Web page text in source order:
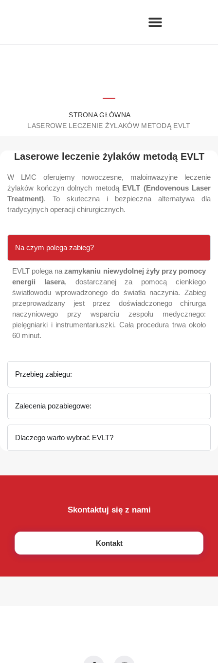
STRONA GŁÓWNA
LASEROWE LECZENIE ŻYLAKÓW METODĄ EVLT
Laserowe leczenie żylaków metodą EVLT
W LMC oferujemy nowoczesne, małoinwazyjne leczenie
żylaków kończyn dolnych metodą EVLT (Endovenous Laser
Treatment). To skuteczna i bezpieczna alternatywa dla
tradycyjnych operacji chirurgicznych.
Na czym polega zabieg?
EVLT polega nazamykaniu niewydolnej żyły przy pomocy
energii lasera, dostarczanej za pomocą cienkiego
światłowodu wprowadzonego do światła naczynia. Zabieg
przeprowadzany jest przez doświadczonego chirurga
naczyniowego przy wsparciu zespołu medycznego:
pielęgniarki i instrumentariuszki. Cała procedura trwa około
60 minut.
Przebieg zabiegu:
Zalecenia pozabiegowe:
Dlaczego warto wybrać EVLT?
Skontaktuj się z nami
Kontakt